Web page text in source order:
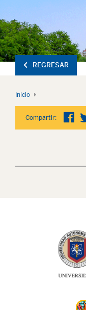
REGRESAR
Inicio
Compartir: